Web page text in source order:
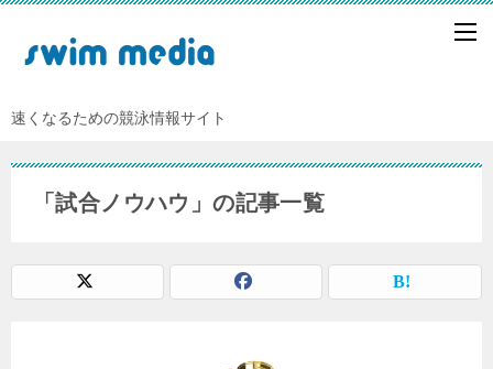
速くなるための競泳情報サイト
「試合ノウハウ」の記事一覧